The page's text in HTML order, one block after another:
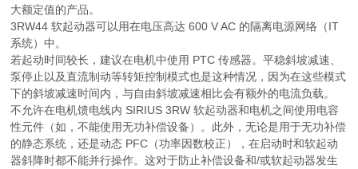
大额定值的产品。
3RW44 软起动器可以用在电压高达 600 V AC 的隔离电源网络（IT
系统）中。
若起动时间较长，建议在电机中使用 PTC 传感器。平稳斜坡减速、
泵停止以及直流制动等转矩控制模式也是这种情况，因为在这些模式
下的斜坡减速时间内，与自由斜坡减速相比会有额外的电流负载。
不允许在电机馈电线内 SIRIUS 3RW 软起动器和电机之间使用电容
性元件（如，不能使用无功补偿设备）。此外，无论是用于无功补偿
的静态系统，还是动态 PFC（功率因数校正），在启动时和软起动
器斜降时都不能并行操作。这对于防止补偿设备和/或软起动器发生